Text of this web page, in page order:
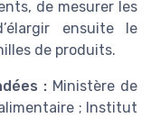
de mesurer les
ensuite le
de produits.
: Ministère de
; Institut